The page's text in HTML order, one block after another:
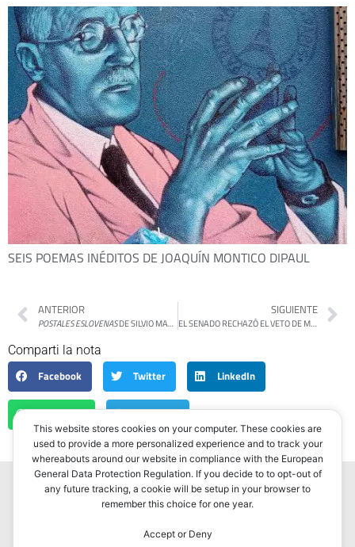
SEIS POEMAS INÉDITOS DE JOAQUÍN MONTICO DIPAUL
ANTERIOR
POSTALES ESLOVENASDE SILVIO MATTONI
SIGUIENTE
EL SENADO RECHAZÓ EL VETO DE MILEI A LA DISTRIBUCIÓN DE LOS APORTES DEL TESORO NACIONAL
Comparti la nota
Facebook
Twitter LinkedIn
WhatsApp Telegram
This website stores cookies on your computer. These cookies are
used to provide a more personalized experience and to track your
whereabouts around our website in compliance with the European
General Data Protection Regulation. If you decide to to opt-out of
any future tracking, a cookie will be setup in your browser to
remember this choice for one year.
Accept or Deny